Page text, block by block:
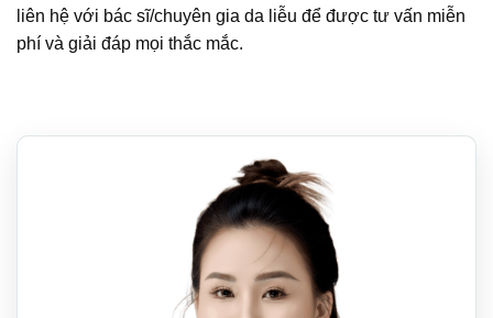
liên hệ với bác sĩ/chuyên gia da liễu để được tư vấn miễn
phí và giải đáp mọi thắc mắc.